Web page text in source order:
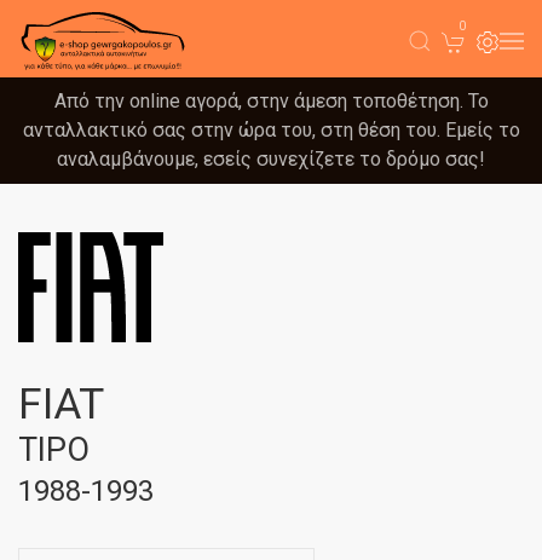
0
Από την online αγορά, στην άμεση τοποθέτηση. Το
ανταλλακτικό σας στην ώρα του, στη θέση του. Εμείς το
αναλαμβάνουμε, εσείς συνεχίζετε το δρόμο σας!
FIAT
TIPO
1988-1993